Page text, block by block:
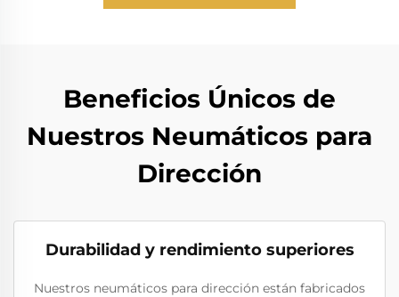
Beneficios Únicos de
Nuestros Neumáticos para
Dirección
Durabilidad y rendimiento superiores
Nuestros neumáticos para dirección están fabricados